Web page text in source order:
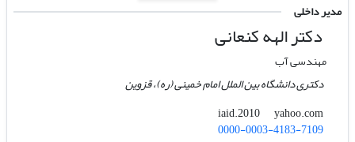
مدیر داخلی
دکتر الهه کنعانی
مهندسی آب
دکتری دانشگاه بین الملل امام خمینی (ره)، قزوین
iaid.2010
yahoo.com
0000-0003-4183-7109